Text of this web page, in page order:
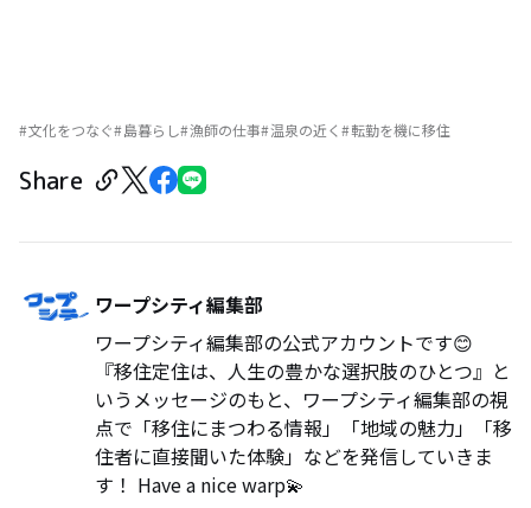
文化をつなぐ 島暮らし 漁師の仕事 温泉の近く 転勤を機に移住
Share
ワープシティ編集部
ワープシティ編集部の公式アカウントです😊
『移住定住は、人生の豊かな選択肢のひとつ』と
いうメッセージのもと、ワープシティ編集部の視
点で「移住にまつわる情報」「地域の魅力」「移
住者に直接聞いた体験」などを発信していきま
す！ Have a nice warp💫